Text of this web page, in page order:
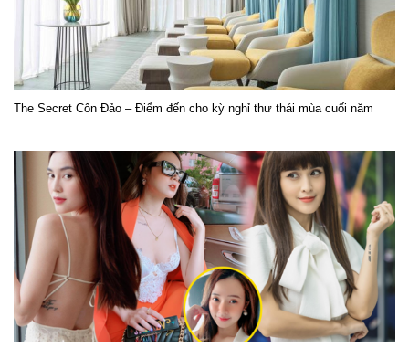
The Secret Côn Đảo – Điểm đến cho kỳ nghỉ thư thái mùa cuối năm